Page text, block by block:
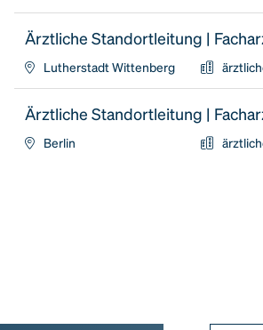
Ärztliche Standortleitung |
Lutherstadt Wittenberg
Ärztliche Standortleitung |
Berlin